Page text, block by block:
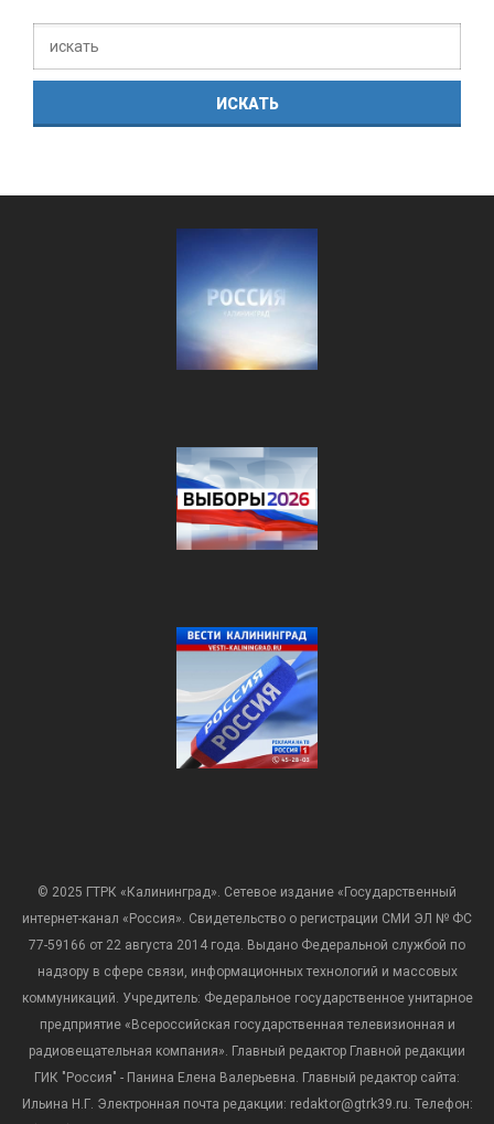
© 2025 ГТРК «Калининград». Сетевое издание «Государственный
интернет-канал «Россия». Свидетельство о регистрации СМИ ЭЛ № ФС
77-59166 от 22 августа 2014 года. Выдано Федеральной службой по
надзору в сфере связи, информационных технологий и массовых
коммуникаций. Учредитель: Федеральное государственное унитарное
предприятие «Всероссийская государственная телевизионная и
радиовещательная компания». Главный редактор Главной редакции
ГИК "Россия" - Панина Елена Валерьевна. Главный редактор сайта:
Ильина Н.Г. Электронная почта редакции: redaktor@gtrk39.ru. Телефон: